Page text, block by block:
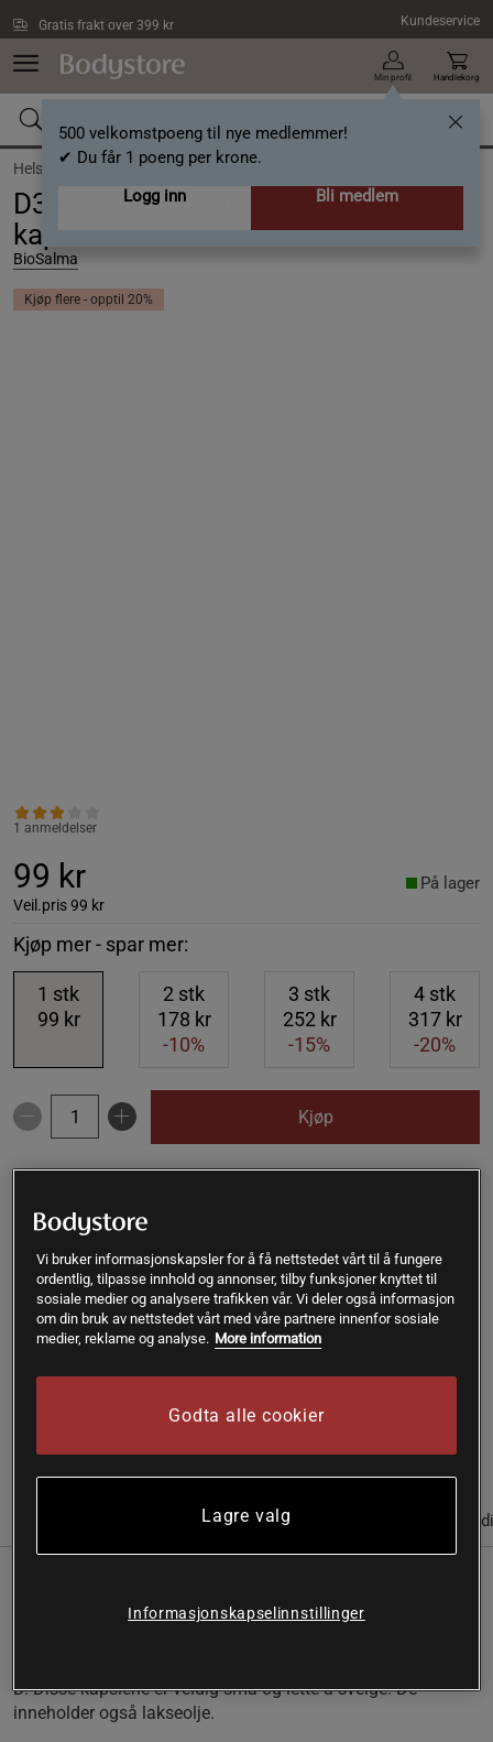
Gratis frakt over 399 kr Kundeservice
Min profil
500 velkomstpoeng til nye medlemmer!
✔ Du får 1 poeng per krone.
Logg inn
Bli medlem
Handlekorg
Helse / Vitaminer /D-vitamin
D3-vitamin 12,5µg Tiny Pearls 120
kapslar
BioSalma
Kjøp flere - opptil 20%
1 anmeldelser
99 kr
Veil.pris99 kr
På lager
Kjøp mer - spar mer:
1 stk
99 kr
2 stk
178 kr
-10%
3 stk
252 kr
-15%
4 stk
317 kr
-20%
Kjøp
Kroppen trenger flere viktige næringsstoffer hver dag. Dette
inkluderer vitamin D, som kroppen kan produsere selv når
den utsettes for sollys. Ettersom vi har relativt få soltimer i
nord, velger mange i dag å ta et tilskudd med ekstra vitamin
D. Disse kapslene er veldig små og lette å svelge. De
Anmeldelser(1) Næringsinformasjon &
inkluderer vitamin D, som kroppen kan produsere selv når
D. Disse kapslene er veldig små og lette å svelge. De
inneholder også lakseolje.
Vi bruker informasjonskapsler for å få nettstedet vårt til å fungere
ordentlig, tilpasse innhold og annonser, tilby funksjoner knyttet til
sosiale medier og analysere trafikken vår. Vi deler også informasjon
om din bruk av nettstedet vårt med våre partnere innenfor sosiale
medier, reklame og analyse. More information
Godta alle cookier
Lagre valg
Informasjonskapselinnstillinger